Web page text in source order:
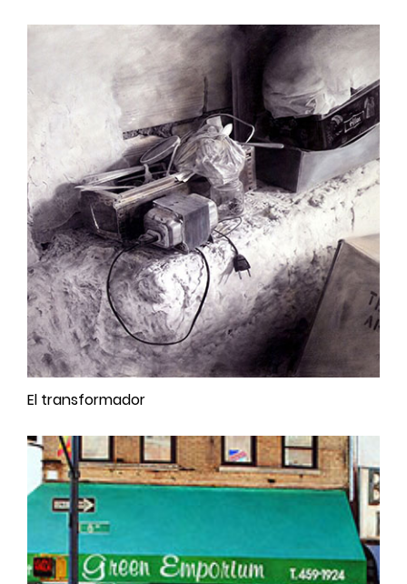
El transformador